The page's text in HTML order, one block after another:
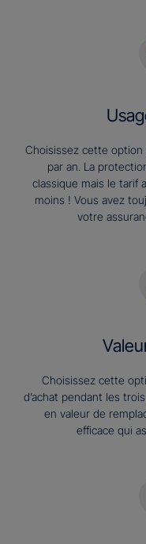
Choisissez cette
par an. La
classique mais le tarif
moins ! Vous avez
votre
Choisissez cette
d’achat pendant les
en valeur de
efficace qui